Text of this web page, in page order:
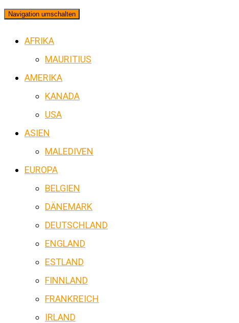
Navigation umschalten
AFRIKA
MAURITIUS
AMERIKA
KANADA
USA
ASIEN
MALEDIVEN
EUROPA
BELGIEN
DÄNEMARK
DEUTSCHLAND
ENGLAND
ESTLAND
FINNLAND
FRANKREICH
IRLAND